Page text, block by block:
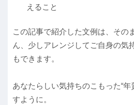
えること
この記事で紹介した文例は、その
ん、少しアレンジしてご自身の気
もできます。
あなたらしい気持ちのこもった“年
すように。